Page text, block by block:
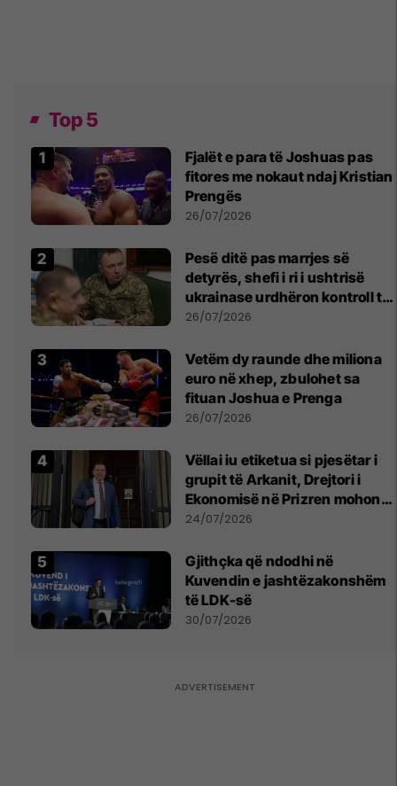
Top 5
Fjalët e para të Joshuas pas
fitores me nokaut ndaj Kristian
Prengës
26/07/2026
Pesë ditë pas marrjes së
detyrës, shefi i ri i ushtrisë
ukrainase urdhëron kontroll të
madh
26/07/2026
Vetëm dy raunde dhe miliona
euro në xhep, zbulohet sa
fituan Joshua e Prenga
26/07/2026
Vëllai iu etiketua si pjesëtar i
grupit të Arkanit, Drejtori i
Ekonomisë në Prizren mohon
pretendimet
24/07/2026
Gjithçka që ndodhi në
Kuvendin e jashtëzakonshëm
të LDK-së
30/07/2026